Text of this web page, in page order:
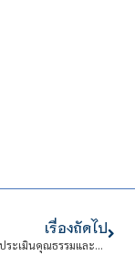
เรื่องถัดไป
การประชุมการประเมินคุณธรรมและความโปร่งใสในการดำเนินงานของหน่วยงานภาครัฐ ประจำปีงบประมาณ พ.ศ.2563